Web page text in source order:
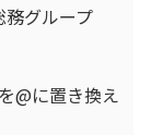
グループ
@に置き換え